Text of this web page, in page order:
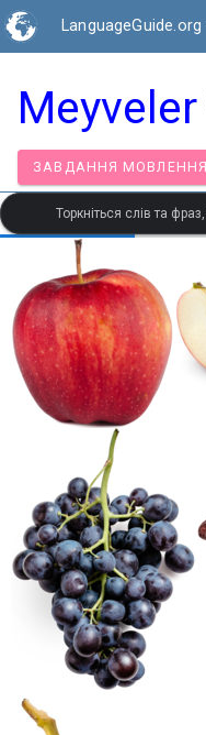
LanguageGuide.org
Meyveler
ЗАВДАННЯ
Торкніться слів та